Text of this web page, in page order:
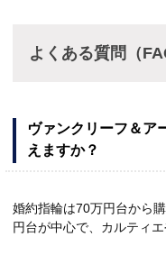
よくある質問（
ヴァンクリーフ＆ア
えますか？
婚約指輪は70万円台から
円台が中心で、カルティ